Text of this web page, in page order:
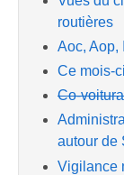
routières
Aoc, Aop,
Ce mois-
Co-
autour de
Vigilance